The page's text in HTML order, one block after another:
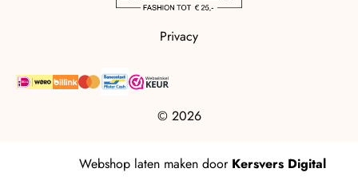
Privacy
© 2026
Webshop laten maken door Kersvers Digital